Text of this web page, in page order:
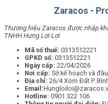
Zaracos -
Thương hiệu Zaracos được nhập
TNHH Hưng Lợi Lợi
Mã số thuế: 0313512221
GPKD số: 0313512221
Ngày cấp: 22/04/2026
Nơi cấp: Sở kế hoạch và
Địa chỉ: 26/4 Xóm Đất P.
Email:
Hotline: 0901 322 106